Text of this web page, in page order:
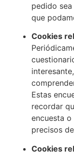
pedido
que
Cookies
Estas
recordar
encuesta
precisos
Cookies